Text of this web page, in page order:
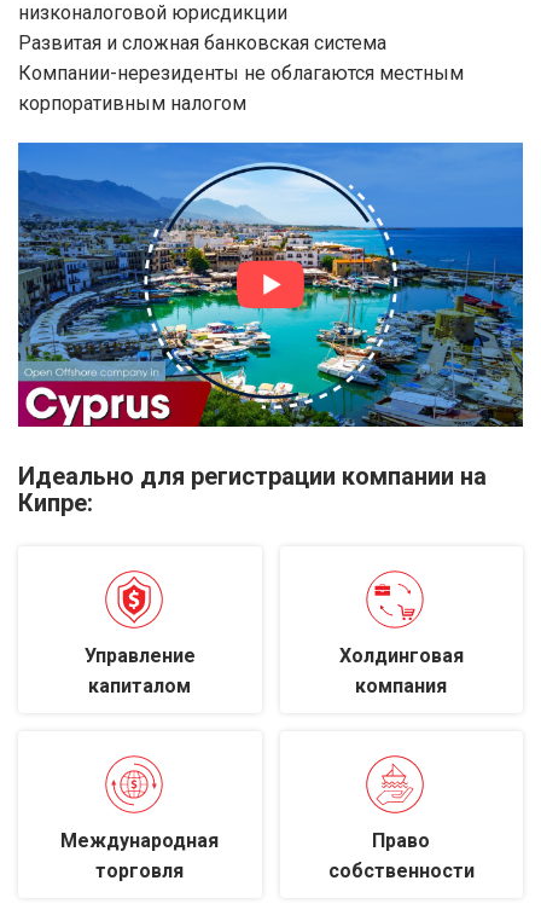
низконалоговой юрисдикции
Развитая и сложная банковская система
Компании-нерезиденты не облагаются местным
корпоративным налогом
Идеально для регистрации компании на
Кипре:
Управление
капиталом
Холдинговая
компания
Международная
торговля
Право
собственности